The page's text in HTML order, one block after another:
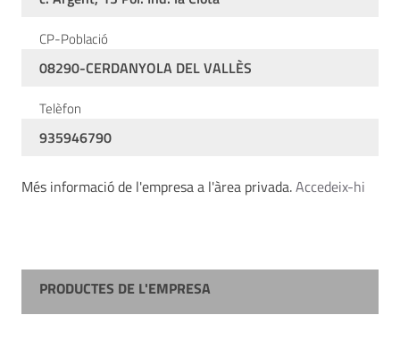
CP-Població
08290-CERDANYOLA DEL VALLÈS
Telèfon
935946790
Més informació de l'empresa a l'àrea privada.Accedeix-hi
PRODUCTES DE L'EMPRESA